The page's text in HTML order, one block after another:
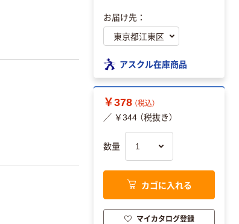
お届け先：
アスクル在庫商品
￥378 （税込）
／ ￥344 （税抜き）
数量
カゴに入れる
マイカタログ登録